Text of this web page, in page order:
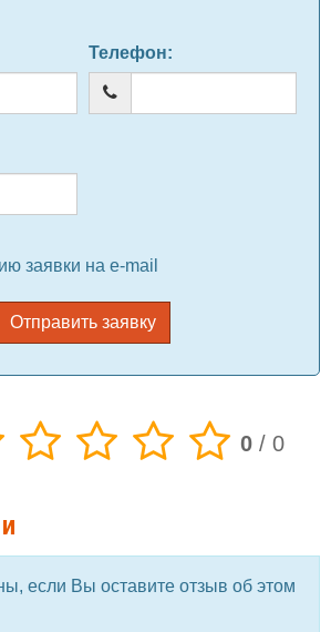
Телефон:
заявки на e-mail
Отправить заявку
0 / 0
если Вы оставите отзыв об этом